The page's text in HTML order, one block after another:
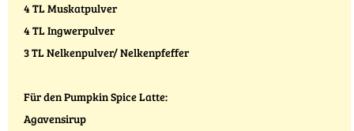
4 TL Muskatpulver
4 TL Ingwerpulver
3 TL Nelkenpulver/ Nelkenpfeffer
Für den Pumpkin Spice Latte:
Agavensirup